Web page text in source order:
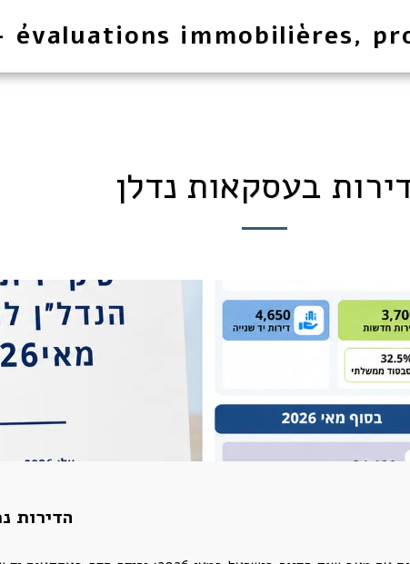
évaluations immobilières,
בעסקאות נדלן
הדירות